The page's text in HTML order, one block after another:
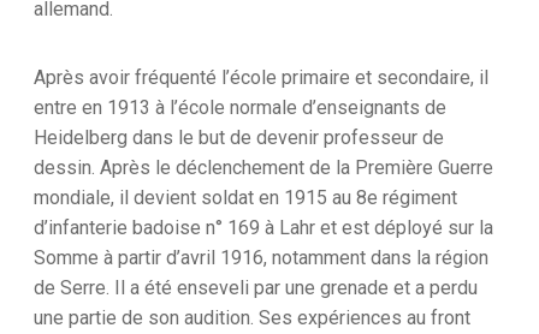
allemand.
Après avoir fréquenté l’école primaire et secondaire, il
entre en 1913 à l’école normale d’enseignants de
Heidelberg dans le but de devenir professeur de
dessin. Après le déclenchement de la Première Guerre
mondiale, il devient soldat en 1915 au 8e régiment
d’infanterie badoise n° 169 à Lahr et est déployé sur la
Somme à partir d’avril 1916, notamment dans la région
de Serre. Il a été enseveli par une grenade et a perdu
une partie de son audition. Ses expériences au front